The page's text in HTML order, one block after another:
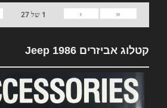
«
‹
1 של27
קטלוג אביזרים Jeep 1986